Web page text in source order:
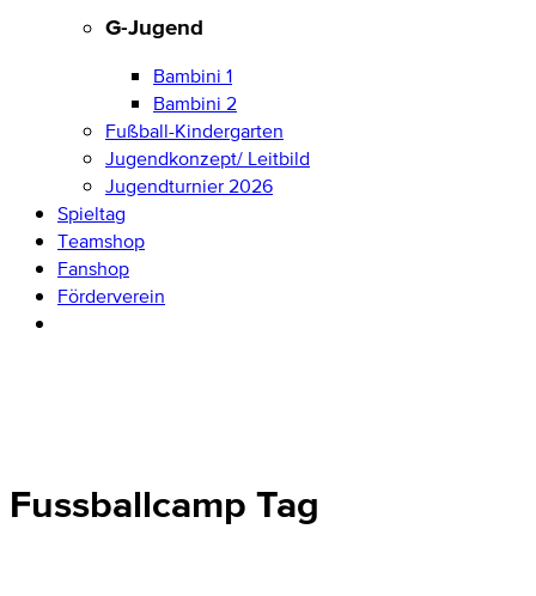
G-Jugend
Bambini 1
Bambini 2
Fußball-Kindergarten
Jugendkonzept/ Leitbild
Jugendturnier 2026
Spieltag
Teamshop
Fanshop
Förderverein
Fussballcamp Tag